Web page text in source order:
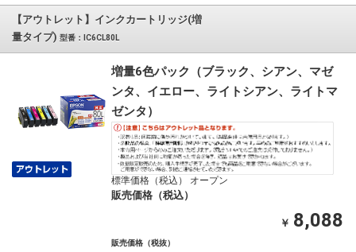
【アウトレット】インクカートリッジ(増
量タイプ) 型番：IC6CL80L
増量6色パック（ブラック、シアン、マゼ
ンタ、イエロー、ライトシアン、ライトマ
ゼンタ）
標準価格（税込） オープン
販売価格（税込）
￥ 8,088
販売価格（税抜）